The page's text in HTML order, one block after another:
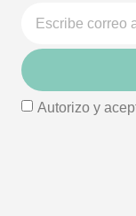
Autorizo y